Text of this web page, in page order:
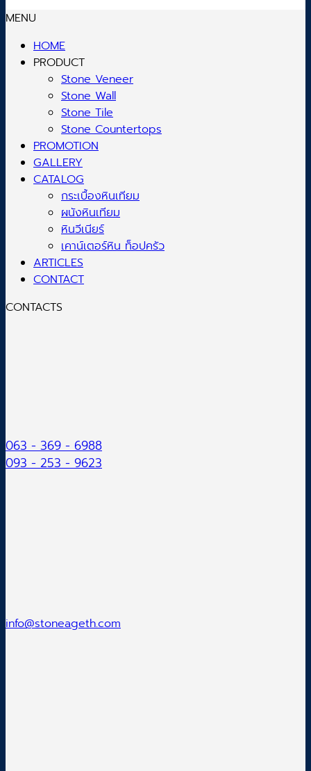
MENU
HOME
PRODUCT
Stone Veneer
Stone Wall
Stone Tile
Stone Countertops
PROMOTION
GALLERY
CATALOG
กระเบื้องหินเทียม
ผนังหินเทียม
หินวีเนียร์
เคาน์เตอร์หิน ท็อปครัว
ARTICLES
CONTACT
CONTACTS
063 - 369 - 6988
093 - 253 - 9623
info@stoneageth.com